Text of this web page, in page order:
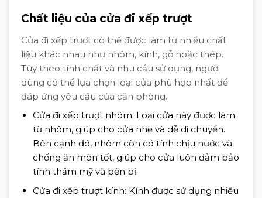
Chất liệu của cửa đi xếp trượt
Cửa đi xếp trượt có thể được làm từ nhiều chất
liệu khác nhau như nhôm, kính, gỗ hoặc thép.
Tùy theo tính chất và nhu cầu sử dụng, người
dùng có thể lựa chọn loại cửa phù hợp nhất để
đáp ứng yêu cầu của căn phòng.
Cửa đi xếp trượt nhôm: Loại cửa này được làm
từ nhôm, giúp cho cửa nhẹ và dễ di chuyển.
Bên cạnh đó, nhôm còn có tính chịu nước và
chống ăn mòn tốt, giúp cho cửa luôn đảm bảo
tính thẩm mỹ và bền bỉ.
Cửa đi xếp trượt kính: Kính được sử dụng nhiều